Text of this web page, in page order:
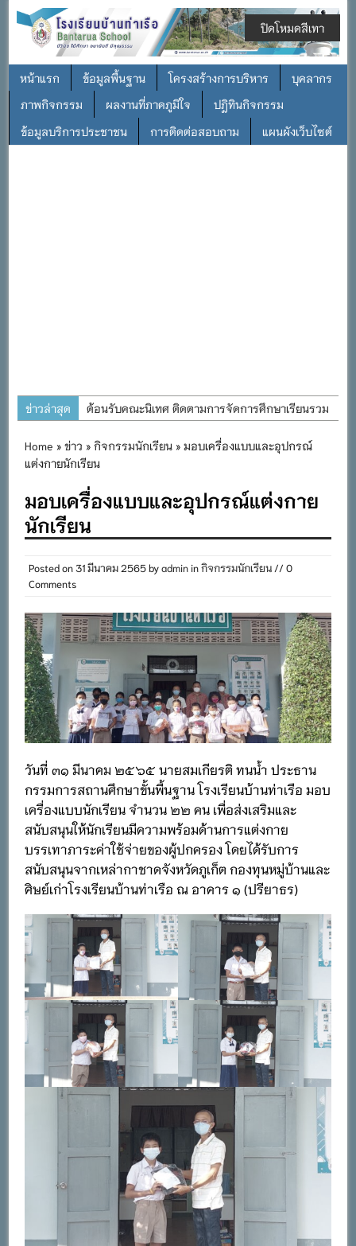
หน้าแรก ข้อมูลพื้นฐาน โครงสร้างการบริหาร
บุคลากร
ภาพกิจกรรม
ผลงานที่ภาคภูมิใจ
ปฎิทินกิจกรรม
ข้อมูลบริการประชาชน
การติดต่อสอบถาม แผนผังเว็บไซต์
ข่าวล่าสุด
ต้อนรับคณะนิเทศ ติดตามการจัดการศึกษาเรียนรวม
การอบรมการจัดทำแผนพัฒนาการจัดการศึกษาและ
สำนักงานเขตพื้นที่การศึกษาประถมศึกษาภูเก็ต
พิธีถวายเครื่องราชสักการะ วางพานพุ่ม และจุด
พระชนมพรรษา พระบาทสมเด็จพระเจ้าอยู่หัว ๒๘
กิจกรรมถวายเทียนพรรษา สืบสานพระพุทธศาสนา
เนื่องในวันอาสาฬหบูชาและวันเข้าพรรษา
กิจกรรม SAFETY FOR KIDS เสริมสร้างวินัยและ
ความปลอดภัยในการใช้รถใช้ถนน
Home »ข่าว »กิจกรรมนักเรียน » มอบเครื่องแบบและอุปกรณ์
แต่งกายนักเรียน
มอบเครื่องแบบและอุปกรณ์แต่งกาย
นักเรียน
Posted on31 มีนาคม 2565byadmininกิจกรรมนักเรียน // 0
Comments
วันที่ ๓๑ มีนาคม ๒๕๖๕ นายสมเกียรติ ทนน้ำ ประธาน
กรรมการสถานศึกษาขั้นพื้นฐาน โรงเรียนบ้านท่าเรือ มอบ
เครื่องแบบนักเรียน จำนวน ๒๒ คน เพื่อส่งเสริมและ
สนับสนุนให้นักเรียนมีความพร้อมด้านการแต่งกาย
บรรเทาภาระค่าใช้จ่ายของผู้ปกครอง โดยได้รับการ
สนับสนุนจากเหล่ากาชาดจังหวัดภูเก็ต กองทุนหมู่บ้านและ
ศิษย์เก่าโรงเรียนบ้านท่าเรือ ณ อาคาร ๑ (ปรียาธร)
ปิดโหมดสีเทา